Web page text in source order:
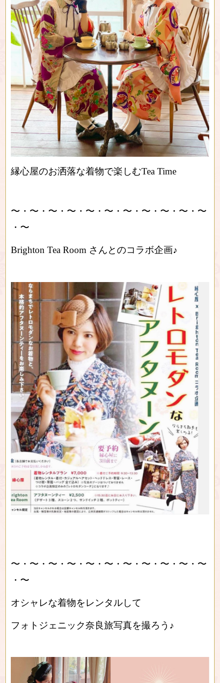
縁心屋のお洒落な着物で楽しむTea Time
〜・〜・〜・〜・〜・〜・〜・〜・〜・〜・〜
・〜
Brighton Tea Room さんとのコラボ企画♪
〜・〜・〜・〜・〜・〜・〜・〜・〜・〜・〜
・〜
オシャレな着物をレンタルして
フォトジェニック奈良旅写真を撮ろう♪